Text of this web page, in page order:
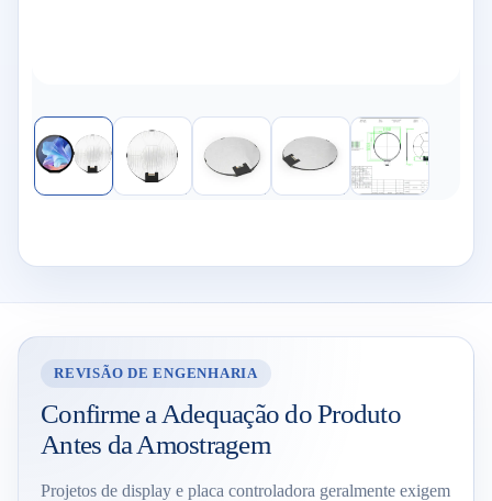
REVISÃO DE ENGENHARIA
Confirme a Adequação do Produto
Antes da Amostragem
Projetos de display e placa controladora geralmente exigem